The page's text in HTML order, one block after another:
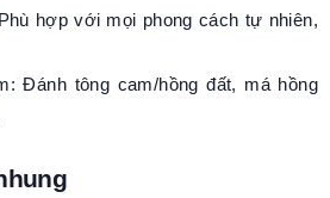
hợp với mọi phong cách tự nhiên,
Đánh tông cam/hồng đất, má hồng